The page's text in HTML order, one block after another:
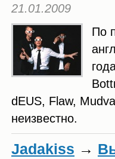
21.01.2009
По
dEUS, Flaw,
неизвестно.
Jadakiss →